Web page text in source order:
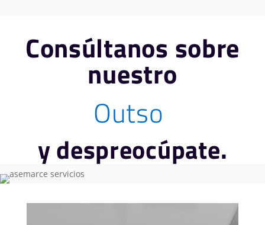
Consúltanos sobre
nuestro
utsour
y despreocúpate.